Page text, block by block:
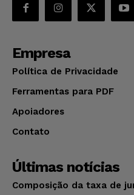
Empresa
Política de Privacidade
Ferramentas para PDF
Apoiadores
Contato
Últimas notícias
Composição da taxa de